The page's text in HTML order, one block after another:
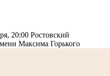
20:00 Ростовский
Максима Горького